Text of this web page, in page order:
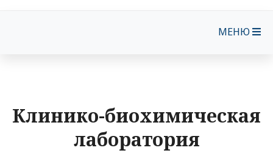
МЕНЮ
Клинико-биохимическая
лаборатория